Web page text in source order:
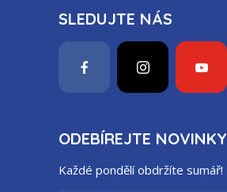
SLEDUJTE NÁS
ODEBÍREJTE NOVINKY
Každé pondělí obdržíte sumář!